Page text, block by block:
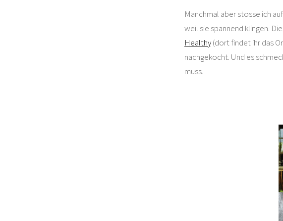
Manchmal aber stosse ich
weil sie spannend klingen.
Healthy(dort findet ihr das
nachgekocht. Und es
muss.